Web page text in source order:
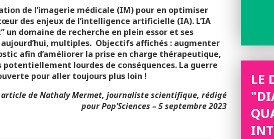
de l’imagerie médicale (IM) pour en optimiser
des enjeux de l’intelligence artificielle (IA). L’IA
un domaine de recherche en plein essor et ses
multiples. Objectifs affichés : augmenter
afin d’améliorer la prise en charge thérapeutique,
lourdes de conséquences. La guerre
pour aller toujours plus loin !
article de Nathaly Mermet, journaliste scientifique, rédigé
pourPop’Sciences – 5 septembre 2023
LE